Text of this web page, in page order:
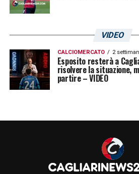
VIDEO
CALCIOMERCATO 2
Esposito resterà a
risolvere la situazione,
partire – VIDEO